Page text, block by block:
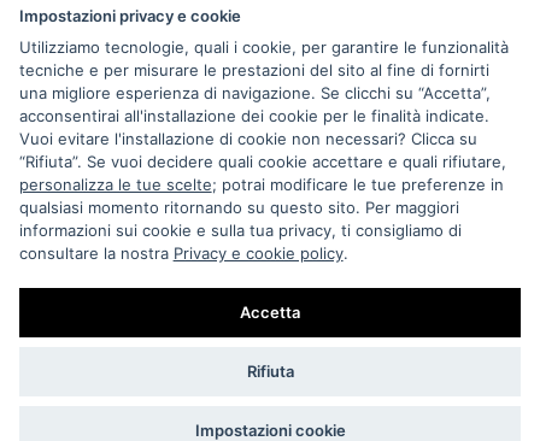
Via Melo 224/a, Bari, Italy, 70121
+39 080 990 5699
P.IVA: 05921860721
Impostazioni Cookie
Impostazioni privacy e cookie
Utilizziamo tecnologie, quali i cookie, per garantire le funzionalità
tecniche e per misurare le prestazioni del sito al fine di fornirti
una migliore esperienza di navigazione. Se clicchi su “Accetta”,
acconsentirai all'installazione dei cookie per le finalità indicate.
Vuoi evitare l'installazione di cookie non necessari? Clicca su
“Rifiuta”. Se vuoi decidere quali cookie accettare e quali rifiutare,
personalizza le tue scelte; potrai modificare le tue preferenze in
qualsiasi momento ritornando su questo sito. Per maggiori
informazioni sui cookie e sulla tua privacy, ti consigliamo di
consultare la nostra Privacy e cookie policy.
Accetta
Rifiuta
Impostazioni cookie